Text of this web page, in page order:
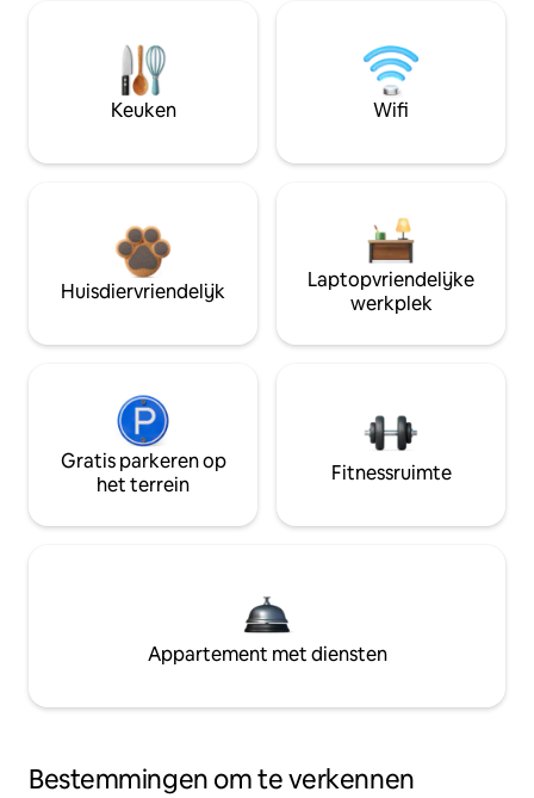
Keuken Wifi
Huisdiervriendelijk
Laptopvriendelijke
werkplek
Gratis parkeren op
het terrein
Fitnessruimte
Appartement met diensten
Bestemmingen om te verkennen